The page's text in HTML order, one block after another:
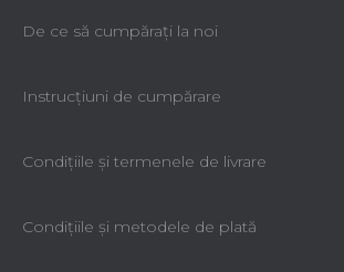
De ce să cumpăraţi la noi
Instrucțiuni de cumpărare
Condiţiile şi termenele de livrare
Condiţiile şi metodele de plată